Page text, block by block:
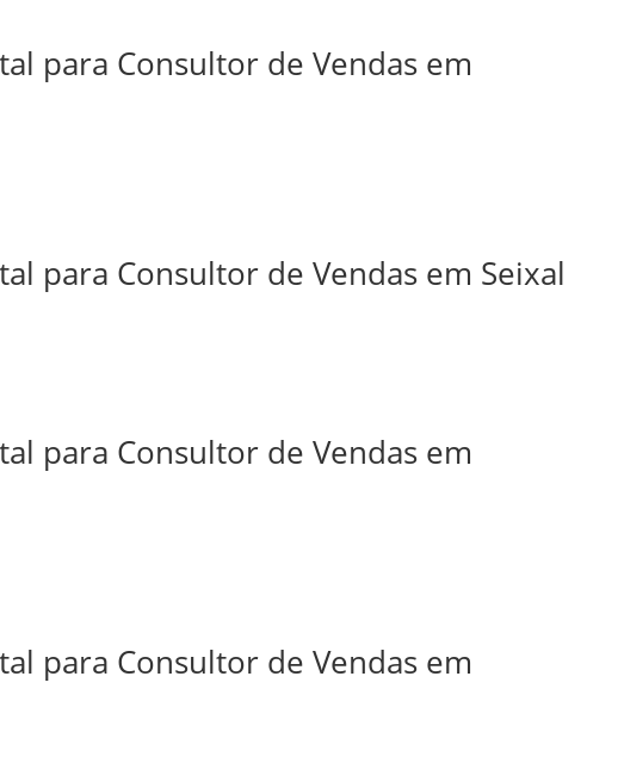
para Consultor de Vendas em
para Consultor de Vendas em Seixal
para Consultor de Vendas em
para Consultor de Vendas em